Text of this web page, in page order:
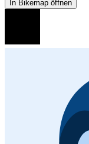
In Bikemap öffnen